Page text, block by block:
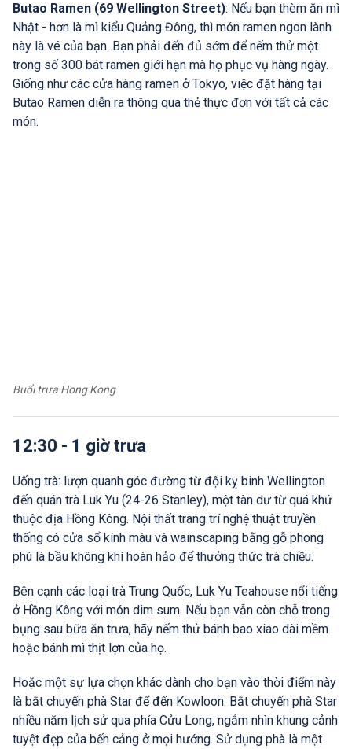
Butao Ramen (69 Wellington Street): Nếu bạn thèm ăn mì
Nhật - hơn là mì kiểu Quảng Đông, thì món ramen ngon lành
này là vé của bạn. Bạn phải đến đủ sớm để nếm thử một
trong số 300 bát ramen giới hạn mà họ phục vụ hàng ngày.
Giống như các cửa hàng ramen ở Tokyo, việc đặt hàng tại
Butao Ramen diễn ra thông qua thẻ thực đơn với tất cả các
món.
Buổi trưa Hong Kong
12:30 - 1 giờ trưa
Uống trà: lượn quanh góc đường từ đội kỵ binh Wellington
đến quán trà Luk Yu (24-26 Stanley), một tàn dư từ quá khứ
thuộc địa Hồng Kông. Nội thất trang trí nghệ thuật truyền
thống có cửa sổ kính màu và wainscaping bằng gỗ phong
phú là bầu không khí hoàn hảo để thưởng thức trà chiều.
Bên cạnh các loại trà Trung Quốc, Luk Yu Teahouse nổi tiếng
ở Hồng Kông với món dim sum. Nếu bạn vẫn còn chỗ trong
bụng sau bữa ăn trưa, hãy nếm thử bánh bao xiao dài mềm
hoặc bánh mì thịt lợn của họ.
Hoặc một sự lựa chọn khác dành cho bạn vào thời điểm này
là bắt chuyến phà Star để đến Kowloon: Bắt chuyến phà Star
nhiều năm lịch sử qua phía Cửu Long, ngắm nhìn khung cảnh
tuyệt đẹp của bến cảng ở mọi hướng. Sử dụng phà là một